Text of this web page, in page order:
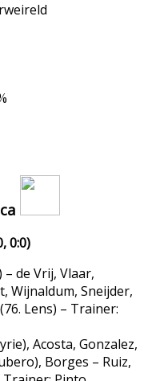
0:0)
– de Vrij, Vlaar,
Wijnaldum, Sneijder,
Lens) – Trainer:
Acosta, Gonzalez,
Borges – Ruiz,